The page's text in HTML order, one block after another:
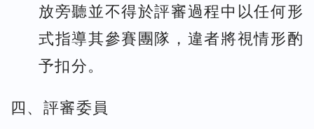
放旁聽並不得於評審過程中以任何形
式指導其參賽團隊，違者將視情形酌
予扣分。
四、評審委員